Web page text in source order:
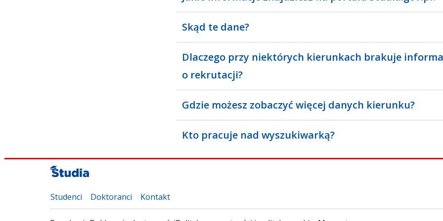
Skąd te dane?
Dlaczego przy niektórych kierunkach brakuje
o rekrutacji?
Gdzie możesz zobaczyć więcej danych kierunku?
Kto pracuje nad wyszukiwarką?
Studenci Doktoranci Kontakt